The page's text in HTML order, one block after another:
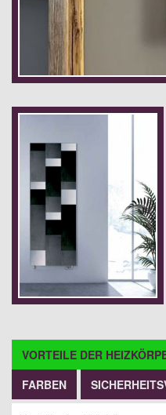
VORTEILE DER
FARBEN